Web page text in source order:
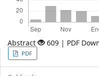
Abstract 609 | PDF
Article
PDF